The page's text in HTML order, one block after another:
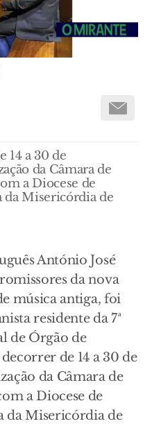
14 a 30 de
da Câmara de
a Diocese de
da Misericórdia de
António José
da nova
música antiga, foi
residente da 7ª
de Órgão de
de 14 a 30 de
da Câmara de
a Diocese de
da Misericórdia de